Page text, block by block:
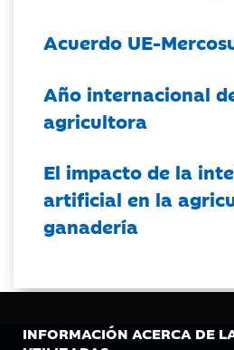
INFORMACIÓN ACERCA DE
Acuerdo UE-
Año internacional
agricultora
El impacto de la
artificial en la
ganadería